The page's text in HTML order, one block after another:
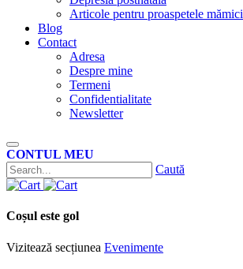
Articole pentru proaspetele mămici
Blog
Contact
Adresa
Despre mine
Termeni
Confidentialitate
Newsletter
CONTUL MEU
Caută
Coșul este gol
Vizitează secțiunea Evenimente